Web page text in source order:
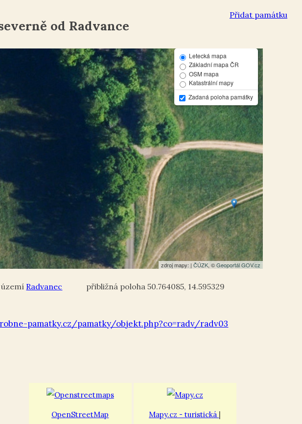
Přidat památku
od Radvance
Letecká mapa
Základní mapa ČR
OSM mapa
Katastrální mapy
Zadaná poloha památky
zdroj mapy: |ČÚZK, ©Geoportál GOV.cz
Radvanec 50.764085, 14.595329
pamatky.cz/pamatky/objekt.php?co=radv/radv03
OpenStreetMap Mapy.cz - turistická |